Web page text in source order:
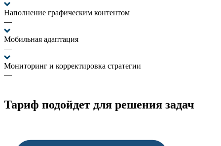
Наполнение графическим контентом
—
Мобильная адаптация
—
Мониторинг и корректировка стратегии
—
Тариф подойдет для решения задач